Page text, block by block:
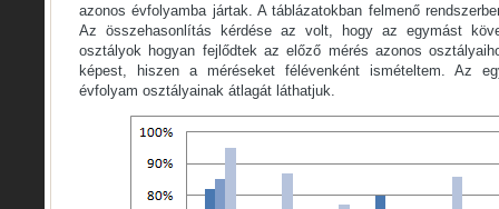
azonos évfolyamba jártak. A táblázatokban felmenő
Az összehasonlítás kérdése az volt, hogy az egymást
osztályok hogyan fejlődtek az előző mérés azonos
képest, hiszen a méréseket félévenként ismételtem. Az
évfolyam osztályainak átlagát láthatjuk.